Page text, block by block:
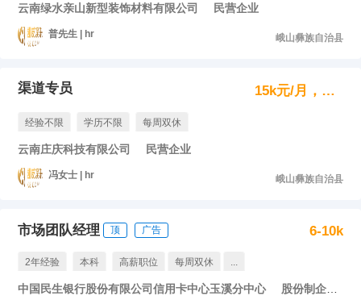
云南绿水亲山新型装饰材料有限公司 民营企业
普先生 | hr 峨山彝族自治县
渠道专员 15k元/月，月结
经验不限 学历不限 每周双休
云南庄庆科技有限公司 民营企业
冯女士 | hr 峨山彝族自治县
市场团队经理 顶 广告 6-10k
2年经验 本科 高薪职位 每周双休
中国民生银行股份有限公司信用卡中心玉溪分中心 股份制企业